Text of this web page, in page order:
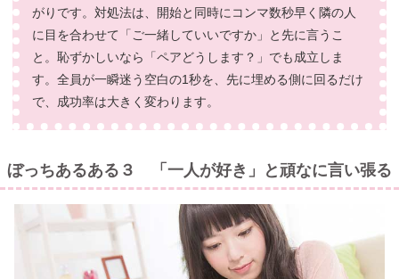
がりです。対処法は、開始と同時にコンマ数秒早く隣の人
に目を合わせて「ご一緒していいですか」と先に言うこ
と。恥ずかしいなら「ペアどうします？」でも成立しま
す。全員が一瞬迷う空白の1秒を、先に埋める側に回るだけ
で、成功率は大きく変わります。
ぼっちあるある３ 「一人が好き」と頑なに言い張る